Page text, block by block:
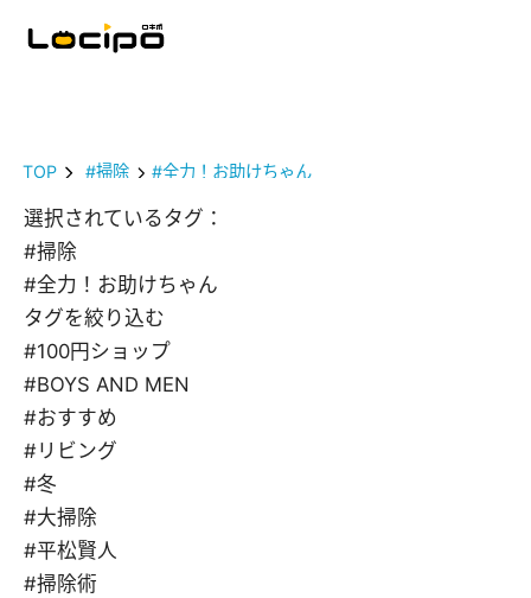
TOP #掃除 #全力！お助けちゃん
選択されているタグ：
#掃除
#全力！お助けちゃん
タグを絞り込む
#100円ショップ
#BOYS AND MEN
#おすすめ
#リビング
#冬
#大掃除
#平松賢人
#掃除術